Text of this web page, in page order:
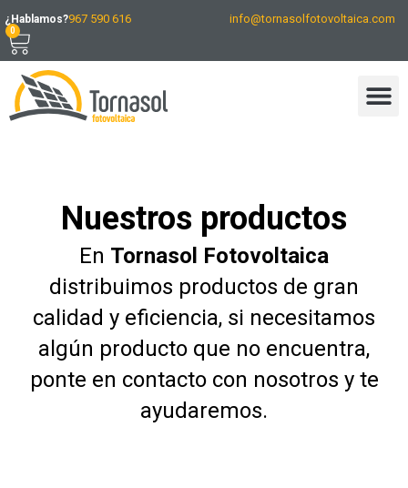
¿Hablamos?967 590 616 info@tornasolfotovoltaica.com
0
Nuestros productos
En Tornasol Fotovoltaica
distribuimos productos de gran
calidad y eficiencia, si necesitamos
algún producto que no encuentra,
ponte en contacto con nosotros y te
ayudaremos.